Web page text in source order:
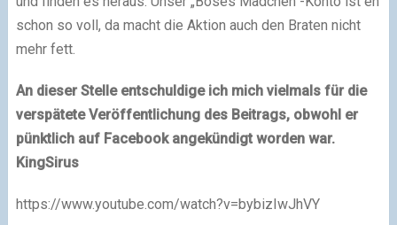
schon so voll, da macht die Aktion auch den Braten nicht
mehr fett.
An dieser Stelle entschuldige ich mich vielmals für die
verspätete Veröffentlichung des Beitrags, obwohl er
pünktlich auf Facebook angekündigt worden war.
KingSirus
https://www.youtube.com/watch?v=bybizIwJhVY